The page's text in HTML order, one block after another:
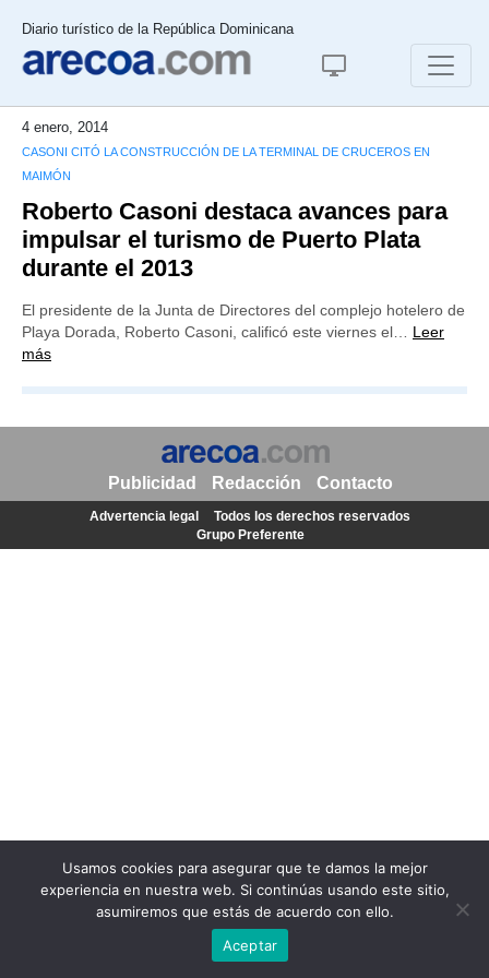
Diario turístico de la República Dominicana
4 enero, 2014
CASONI CITÓ LA CONSTRUCCIÓN DE LA TERMINAL DE CRUCEROS EN
MAIMÓN
Roberto Casoni destaca avances para
impulsar el turismo de Puerto Plata
durante el 2013
El presidente de la Junta de Directores del complejo hotelero de
Playa Dorada, Roberto Casoni, calificó este viernes el… Leer
más
Usamos cookies para asegurar que te damos la mejor
experiencia en nuestra web. Si continúas usando este sitio,
asumiremos que estás de acuerdo con ello.
Aceptar
Publicidad Redacción Contacto
Advertencia legal
Todos los derechos reservados
Grupo Preferente